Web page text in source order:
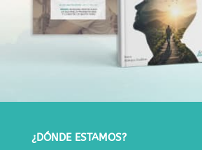
¿DÓNDE ESTAMOS?